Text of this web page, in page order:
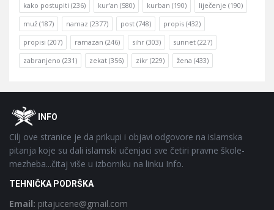
kako postupiti (236) kur'an (580) kurban (190) liječenje (190)
muž (187) namaz (2377) post (748) propis (432)
propisi (207) ramazan (246) sihr (303) sunnet (227)
zabranjeno (231) zekat (356) zikr (229) žena (433)
FooterOINFO
Cilj ove stranice je da prikupi i objavi odgovore na islamska
pitanja koje su dali islamski učenjaci sve četiri pravne škole-
mezheba...čitaj više u izborniku na linku Info.
TEHNIČKA PODRŠKA
Email: pitajucene@gmail.com